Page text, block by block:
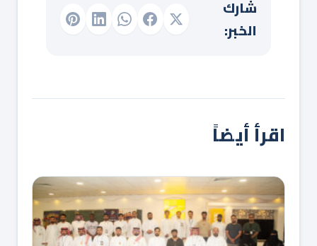
شارك
الخبر:
اقرأ أيضاً